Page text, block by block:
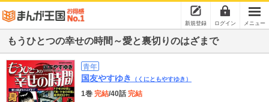
新規登録 ログイン メニュー
もうひとつの幸せの時間～愛と裏切りのはざまで
青年
国友やすゆき （くにともやすゆき）
1巻 完結/40話完結